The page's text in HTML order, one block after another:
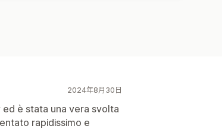
2024年8月30日
è stata una vera svolta
rapidissimo e